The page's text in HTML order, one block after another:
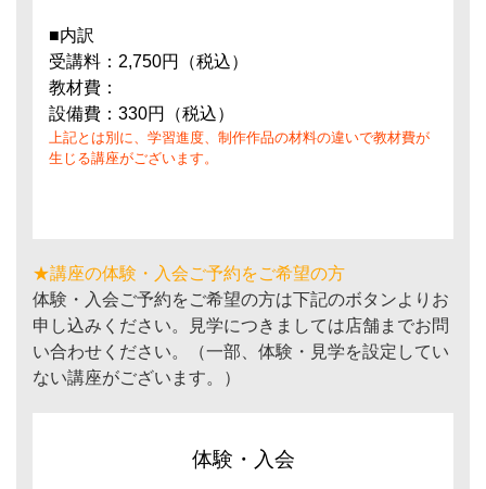
■内訳
受講料：2,750円（税込）
教材費：
設備費：330円（税込）
上記とは別に、学習進度、制作作品の材料の違いで教材費が
生じる講座がございます。
★講座の体験・入会ご予約をご希望の方
体験・入会ご予約をご希望の方は下記のボタンよりお
申し込みください。見学につきましては店舗までお問
い合わせください。（一部、体験・見学を設定してい
ない講座がございます。）
体験・入会